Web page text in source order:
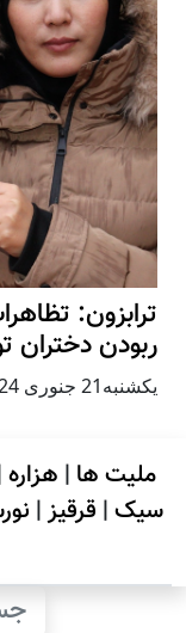
ترابزون:
ربودن دختران
يكشنبه21 جنوری 2024
ملیت ها | هزاره
سیک| قرقیز|